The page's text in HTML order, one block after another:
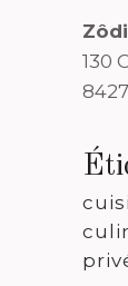
130